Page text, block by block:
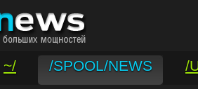
~/ /SPOOL/NEWS
/